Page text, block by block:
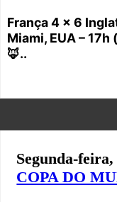
França 4 x 6
Miami, EUA –
🦊..
Segunda-
COPA DO